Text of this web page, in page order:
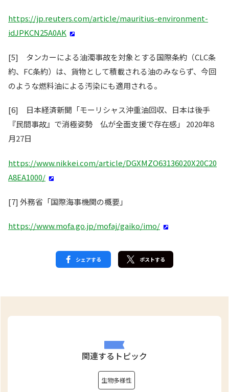
https://jp.reuters.com/article/mauritius-environment-
idJPKCN25A0AK
[5] タンカーによる油濁事故を対象とする国際条約（CLC条
約、FC条約）は、貨物として積載される油のみならず、今回
のような燃料油による汚染にも適用される。
[6] 日本経済新聞「モーリシャス沖重油回収、日本は後手
『民間事故』で消極姿勢 仏が全面支援で存在感」 2020年8
月27日
https://www.nikkei.com/article/DGXMZO63136020X20C20
A8EA1000/
[7] 外務省「国際海事機関の概要」
https://www.mofa.go.jp/mofaj/gaiko/imo/
シェアする ポストする
関連するトピック
生物多様性